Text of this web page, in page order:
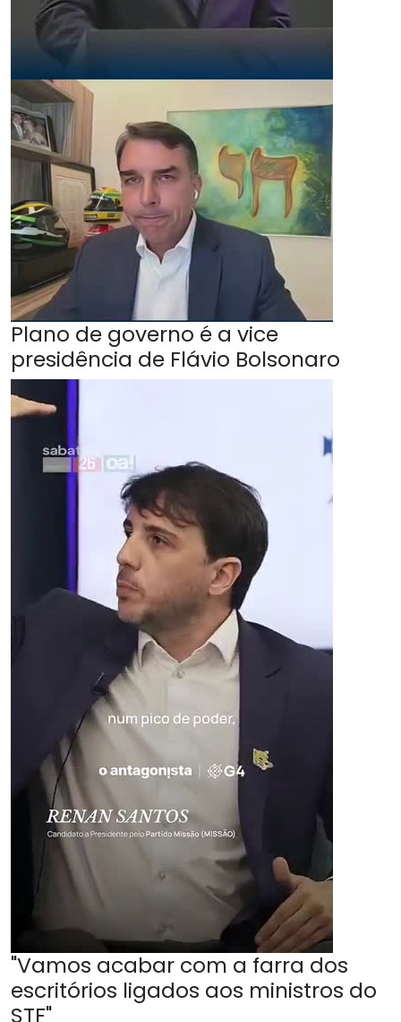
Plano de governo é a vice
presidência de Flávio Bolsonaro
"Vamos acabar com a farra dos
escritórios ligados aos ministros do
STF"